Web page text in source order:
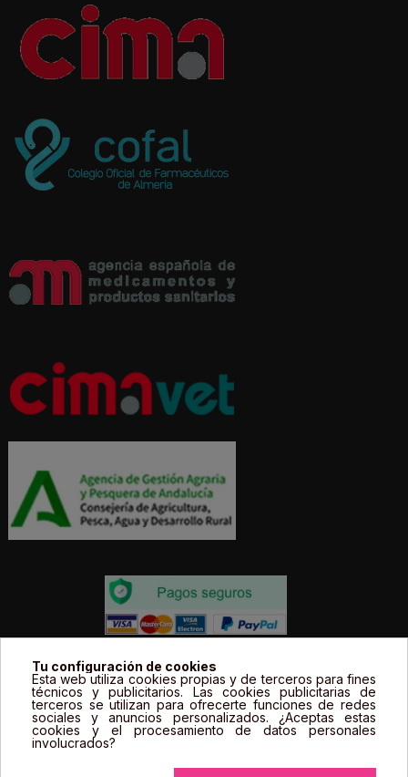
Todos los precios estás expresados en Euros e
incluyen el IVA. | Todas las marcas, logotipos y fotos de
productos son propiedad legal de sus propietarios y
sólo se muestran a título informativo.
Tu configuración de cookies
Esta web utiliza cookies propias y de terceros para fines
técnicos y publicitarios. Las cookies publicitarias de
terceros se utilizan para ofrecerte funciones de redes
sociales y anuncios personalizados. ¿Aceptas estas
cookies y el procesamiento de datos personales
involucrados?